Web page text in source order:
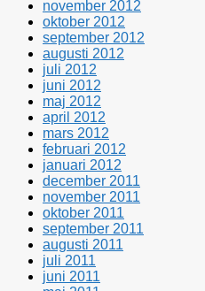
november 2012
oktober 2012
september 2012
augusti 2012
juli 2012
juni 2012
maj 2012
april 2012
mars 2012
februari 2012
januari 2012
december 2011
november 2011
oktober 2011
september 2011
augusti 2011
juli 2011
juni 2011